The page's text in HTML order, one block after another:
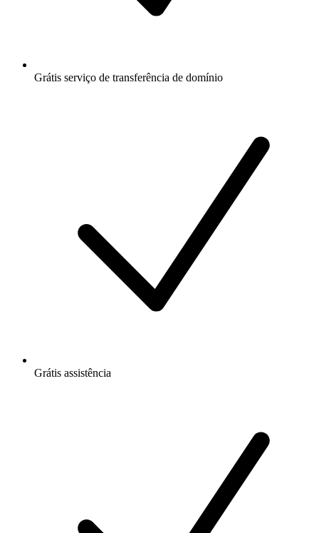
Grátis serviço de transferência de domínio
Grátis assistência